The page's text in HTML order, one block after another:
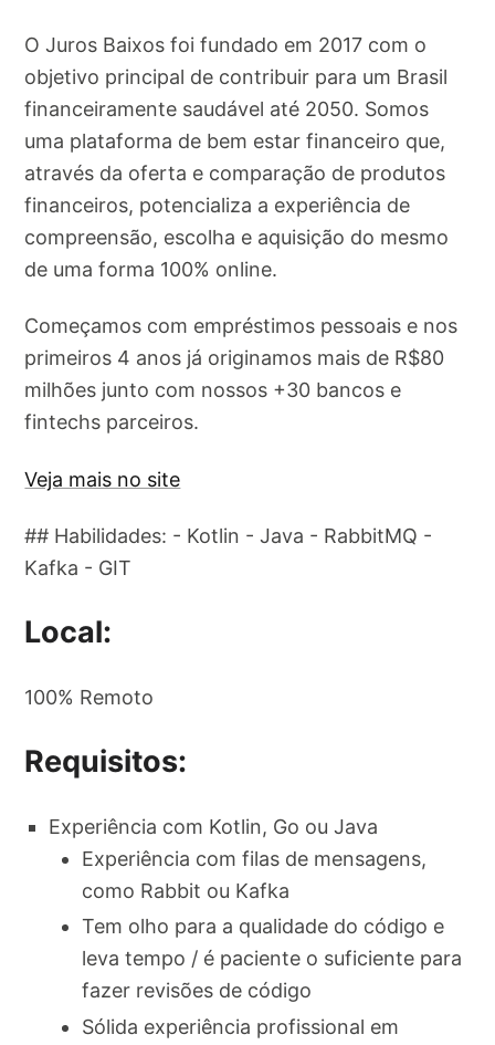
O Juros Baixos foi fundado em 2017 com o
objetivo principal de contribuir para um Brasil
financeiramente saudável até 2050. Somos
uma plataforma de bem estar financeiro que,
através da oferta e comparação de produtos
financeiros, potencializa a experiência de
compreensão, escolha e aquisição do mesmo
de uma forma 100% online.
Começamos com empréstimos pessoais e nos
primeiros 4 anos já originamos mais de R$80
milhões junto com nossos +30 bancos e
fintechs parceiros.
Veja mais no site
## Habilidades: - Kotlin - Java - RabbitMQ -
Kafka - GIT
Local:
100% Remoto
Requisitos:
Experiência com Kotlin, Go ou Java
Experiência com filas de mensagens,
como Rabbit ou Kafka
Tem olho para a qualidade do código e
leva tempo / é paciente o suficiente para
fazer revisões de código
Sólida experiência profissional em